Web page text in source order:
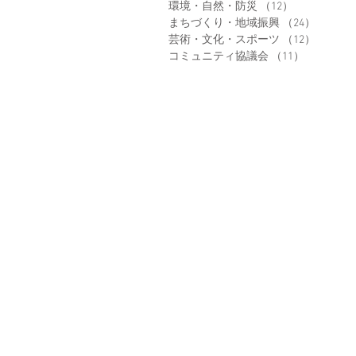
環境・自然・防災
（12）
まちづくり・地域振興
（24）
芸術・文化・スポーツ
（12）
コミュニティ協議会
（11）